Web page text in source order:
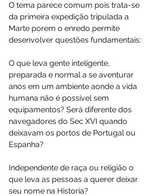
O tema parece comum pois trata-se
da primeira expedição tripulada a
Marte porem o enredo permite
desenvolver questões fundamentais:
O que leva gente inteligente,
preparada e normal a se aventurar
anos em um ambiente aonde a vida
humana não é possível sem
equipamentos? Será diferente dos
navegadores do Sec XVI quando
deixavam os portos de Portugal ou
Espanha?
Independente de raça ou religião o
que leva as pessoas a querer deixar
seu nome na Historia?